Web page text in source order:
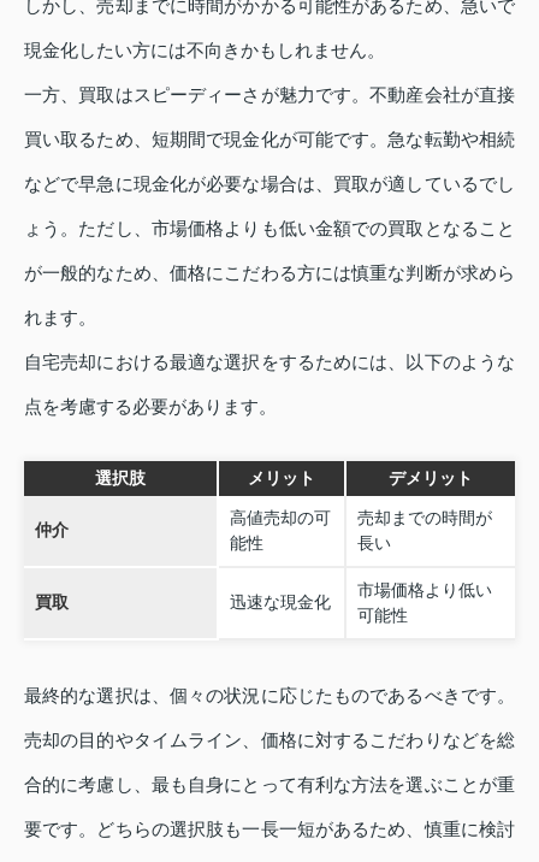
しかし、売却までに時間がかかる可能性があるため、急いで
現金化したい方には不向きかもしれません。
一方、買取はスピーディーさが魅力です。不動産会社が直接
買い取るため、短期間で現金化が可能です。急な転勤や相続
などで早急に現金化が必要な場合は、買取が適しているでし
ょう。ただし、市場価格よりも低い金額での買取となること
が一般的なため、価格にこだわる方には慎重な判断が求めら
れます。
自宅売却における最適な選択をするためには、以下のような
点を考慮する必要があります。
選択肢 メリット デメリット
仲介
高値売却の可
能性
売却までの時間が
長い
買取 迅速な現金化
市場価格より低い
可能性
最終的な選択は、個々の状況に応じたものであるべきです。
売却の目的やタイムライン、価格に対するこだわりなどを総
合的に考慮し、最も自身にとって有利な方法を選ぶことが重
要です。どちらの選択肢も一長一短があるため、慎重に検討